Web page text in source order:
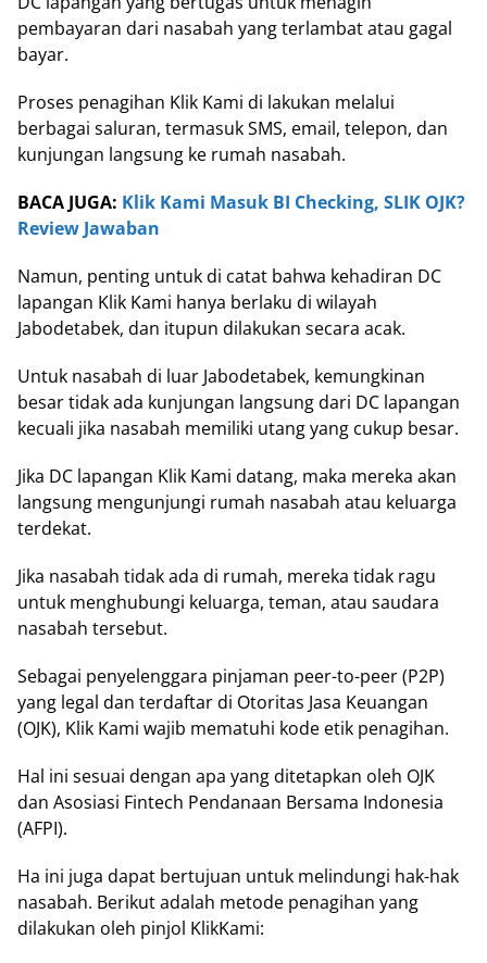
pembayaran dari nasabah yang terlambat atau gagal
bayar.
Proses penagihan Klik Kami di lakukan melalui
berbagai saluran, termasuk SMS, email, telepon, dan
kunjungan langsung ke rumah nasabah.
BACA JUGA: Klik Kami Masuk BI Checking, SLIK OJK?
Review Jawaban
Namun, penting untuk di catat bahwa kehadiran DC
lapangan Klik Kami hanya berlaku di wilayah
Jabodetabek, dan itupun dilakukan secara acak.
Untuk nasabah di luar Jabodetabek, kemungkinan
besar tidak ada kunjungan langsung dari DC lapangan
kecuali jika nasabah memiliki utang yang cukup besar.
Jika DC lapangan Klik Kami datang, maka mereka akan
langsung mengunjungi rumah nasabah atau keluarga
terdekat.
Jika nasabah tidak ada di rumah, mereka tidak ragu
untuk menghubungi keluarga, teman, atau saudara
nasabah tersebut.
Sebagai penyelenggara pinjaman peer-to-peer (P2P)
yang legal dan terdaftar di Otoritas Jasa Keuangan
(OJK), Klik Kami wajib mematuhi kode etik penagihan.
Hal ini sesuai dengan apa yang ditetapkan oleh OJK
dan Asosiasi Fintech Pendanaan Bersama Indonesia
(AFPI).
Ha ini juga dapat bertujuan untuk melindungi hak-hak
nasabah. Berikut adalah metode penagihan yang
dilakukan oleh pinjol KlikKami: